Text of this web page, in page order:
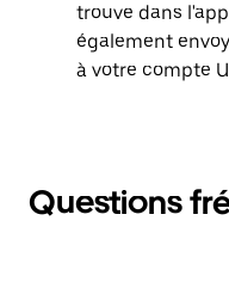
trouve dans
également
à votre compte
Questions